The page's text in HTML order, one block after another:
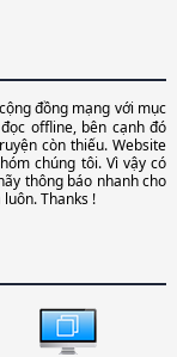
đồng mạng với mục
offline, bên cạnh đó
còn thiếu. Website
chúng tôi. Vì vậy có
thông báo nhanh cho
Thanks !